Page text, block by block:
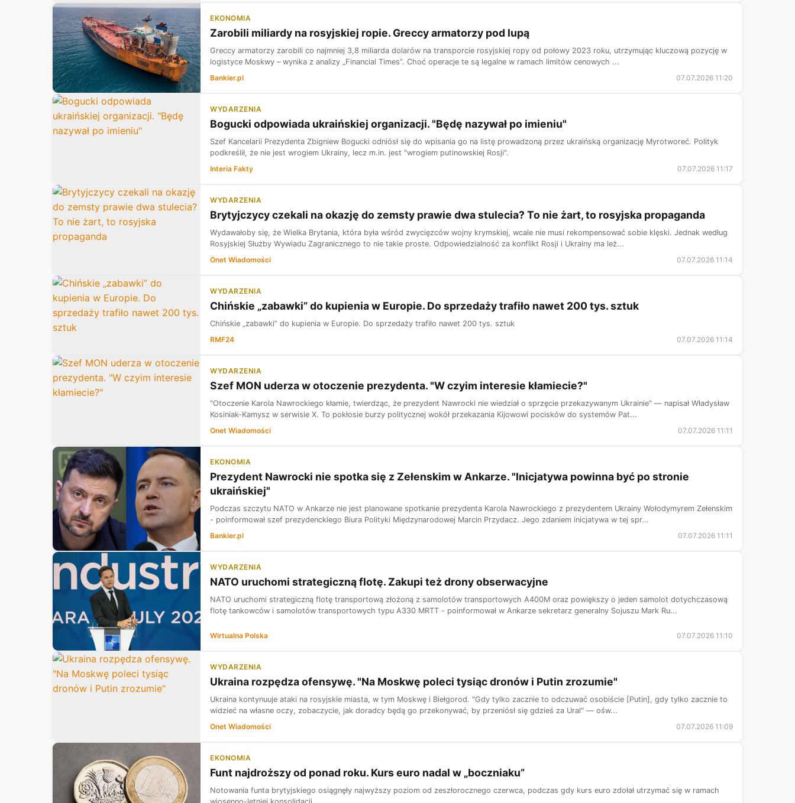
EKONOMIA
Zarobili miliardy na rosyjskiej ropie. Greccy armatorzy pod lupą
Greccy armatorzy zarobili co najmniej 3,8 miliarda dolarów na transporcie rosyjskiej ropy od połowy 2023 roku, utrzymując kluczową pozycję w
logistyce Moskwy – wynika z analizy „Financial Times”. Choć operacje te są legalne w ramach limitów cenowych ...
Bankier.pl
07.07.2026 11:20
WYDARZENIA
Bogucki odpowiada ukraińskiej organizacji. "Będę nazywał po imieniu"
Szef Kancelarii Prezydenta Zbigniew Bogucki odniósł się do wpisania go na listę prowadzoną przez ukraińską organizację Myrotworeć. Polityk
podkreślił, że nie jest wrogiem Ukrainy, lecz m.in. jest "wrogiem putinowskiej Rosji".
Interia Fakty
07.07.2026 11:17
WYDARZENIA
Brytyjczycy czekali na okazję do zemsty prawie dwa stulecia? To nie żart, to rosyjska propaganda
Wydawałoby się, że Wielka Brytania, która była wśród zwycięzców wojny krymskiej, wcale nie musi rekompensować sobie klęski. Jednak według
Rosyjskiej Służby Wywiadu Zagranicznego to nie takie proste. Odpowiedzialność za konflikt Rosji i Ukrainy ma leż...
Onet Wiadomości
07.07.2026 11:14
WYDARZENIA
Chińskie „zabawki” do kupienia w Europie. Do sprzedaży trafiło nawet 200 tys. sztuk
Chińskie „zabawki” do kupienia w Europie. Do sprzedaży trafiło nawet 200 tys. sztuk
RMF24
07.07.2026 11:14
WYDARZENIA
Szef MON uderza w otoczenie prezydenta. "W czyim interesie kłamiecie?"
"Otoczenie Karola Nawrockiego kłamie, twierdząc, że prezydent Nawrocki nie wiedział o sprzęcie przekazywanym Ukrainie" — napisał Władysław
Kosiniak-Kamysz w serwisie X. To pokłosie burzy politycznej wokół przekazania Kijowowi pocisków do systemów Pat...
Onet Wiadomości
07.07.2026 11:11
EKONOMIA
Prezydent Nawrocki nie spotka się z Zełenskim w Ankarze. "Inicjatywa powinna być po stronie
ukraińskiej"
Podczas szczytu NATO w Ankarze nie jest planowane spotkanie prezydenta Karola Nawrockiego z prezydentem Ukrainy Wołodymyrem Zełenskim
- poinformował szef prezydenckiego Biura Polityki Międzynarodowej Marcin Przydacz. Jego zdaniem inicjatywa w tej spr...
Bankier.pl
07.07.2026 11:11
WYDARZENIA
NATO uruchomi strategiczną flotę. Zakupi też drony obserwacyjne
NATO uruchomi strategiczną flotę transportową złożoną z samolotów transportowych A400M oraz powiększy o jeden samolot dotychczasową
flotę tankowców i samolotów transportowych typu A330 MRTT - poinformował w Ankarze sekretarz generalny Sojuszu Mark Ru...
Wirtualna Polska 07.07.2026 11:10
WYDARZENIA
Ukraina rozpędza ofensywę. "Na Moskwę poleci tysiąc dronów i Putin zrozumie"
Ukraina kontynuuje ataki na rosyjskie miasta, w tym Moskwę i Biełgorod. "Gdy tylko zacznie to odczuwać osobiście [Putin], gdy tylko zacznie to
widzieć na własne oczy, zobaczycie, jak doradcy będą go przekonywać, by przeniósł się gdzieś za Ural" — ośw...
Onet Wiadomości
07.07.2026 11:09
EKONOMIA
Funt najdroższy od ponad roku. Kurs euro nadal w „boczniaku”
Notowania funta brytyjskiego osiągnęły najwyższy poziom od zeszłorocznego czerwca, podczas gdy kurs euro zdołał utrzymać się w ramach